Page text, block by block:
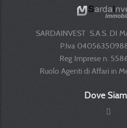
SARDAINVEST S.A.S. DI
P.Iva
Reg Imprese n.
Ruolo Agenti di Affari in
Dove